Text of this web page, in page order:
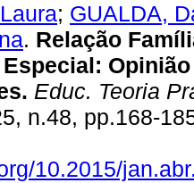
; GUALDA,
. Relação
Educ. Teoria
n.48, pp.168-
10.2015/